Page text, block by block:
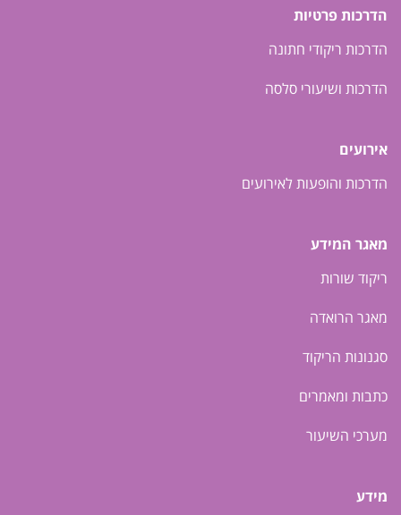
הדרכות פרטיות
הדרכות ריקודי חתונה
הדרכות ושיעורי סלסה
אירועים
הדרכות והופעות לאירועים
מאגר המידע
ריקוד שורות
מאגר הרואדה
סגנונות הריקוד
כתבות ומאמרים
מערכי השיעור
מידע